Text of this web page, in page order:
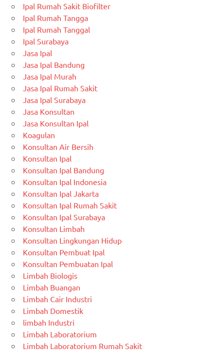
Ipal Rumah Sakit Biofilter
Ipal Rumah Tangga
Ipal Rumah Tanggal
Ipal Surabaya
Jasa Ipal
Jasa Ipal Bandung
Jasa Ipal Murah
Jasa Ipal Rumah Sakit
Jasa Ipal Surabaya
Jasa Konsultan
Jasa Konsultan Ipal
Koagulan
Konsultan Air Bersih
Konsultan Ipal
Konsultan Ipal Bandung
Konsultan Ipal Indonesia
Konsultan Ipal Jakarta
Konsultan Ipal Rumah Sakit
Konsultan Ipal Surabaya
Konsultan Limbah
Konsultan Lingkungan Hidup
Konsultan Pembuat Ipal
Konsultan Pembuatan Ipal
Limbah Biologis
Limbah Buangan
Limbah Cair Industri
Limbah Domestik
limbah Industri
Limbah Laboratorium
Limbah Laboratorium Rumah Sakit